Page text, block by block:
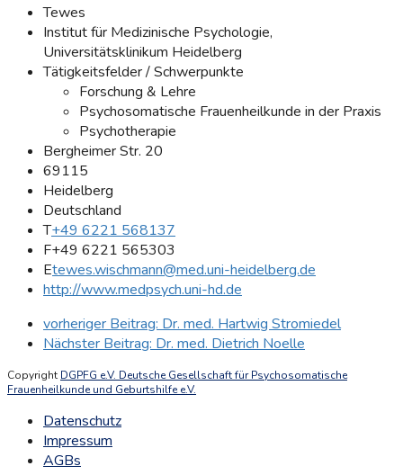
Tewes
Institut für Medizinische Psychologie,
Universitätsklinikum Heidelberg
Tätigkeitsfelder / Schwerpunkte
Forschung & Lehre
Psychosomatische Frauenheilkunde in der Praxis
Psychotherapie
Bergheimer Str. 20
69115
Heidelberg
Deutschland
T+49 6221 568137
F+49 6221 565303
Etewes.wischmann@med.uni-heidelberg.de
http://www.medpsych.uni-hd.de
vorheriger Beitrag: Dr. med. Hartwig Stromiedel
Nächster Beitrag: Dr. med. Dietrich Noelle
Copyright DGPFG e.V. Deutsche Gesellschaft für Psychosomatische
Frauenheilkunde und Geburtshilfe e.V.
Datenschutz
Impressum
AGBs